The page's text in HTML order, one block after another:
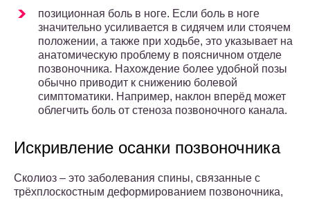
позиционная боль в ноге. Если боль в ноге
значительно усиливается в сидячем или стоячем
положении, а также при ходьбе, это указывает на
анатомическую проблему в поясничном отделе
позвоночника. Нахождение более удобной позы
обычно приводит к снижению болевой
симптоматики. Например, наклон вперёд может
облегчить боль от стеноза позвоночного канала.
Искривление осанки позвоночника
Сколиоз – это заболевания спины, связанные с
трёхплоскостным деформированием позвоночника,